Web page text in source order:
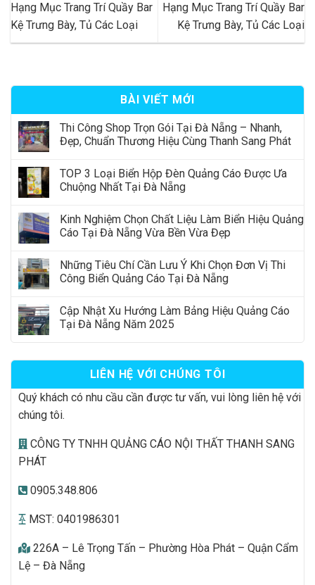
Hạng Mục Trang Trí Quầy Bar
Kệ Trưng Bày, Tủ Các Loại
Hạng Mục Trang Trí Quầy Bar
Kệ Trưng Bày, Tủ Các Loại
BÀI VIẾT MỚI
Thi Công Shop Trọn Gói Tại Đà Nẵng – Nhanh,
Đẹp, Chuẩn Thương Hiệu Cùng Thanh Sang Phát
TOP 3 Loại Biển Hộp Đèn Quảng Cáo Được Ưa
Chuộng Nhất Tại Đà Nẵng
Kinh Nghiệm Chọn Chất Liệu Làm Biển Hiệu Quảng
Cáo Tại Đà Nẵng Vừa Bền Vừa Đẹp
Những Tiêu Chí Cần Lưu Ý Khi Chọn Đơn Vị Thi
Công Biển Quảng Cáo Tại Đà Nẵng
Cập Nhật Xu Hướng Làm Bảng Hiệu Quảng Cáo
Tại Đà Nẵng Năm 2025
LIÊN HỆ VỚI CHÚNG TÔI
Quý khách có nhu cầu cần được tư vấn, vui lòng liên hệ với
chúng tôi.
CÔNG TY TNHH QUẢNG CÁO NỘI THẤT THANH SANG
PHÁT
0905.348.806
MST: 0401986301
226A – Lê Trọng Tấn – Phường Hòa Phát – Quận Cẩm
Lệ – Đà Nẵng